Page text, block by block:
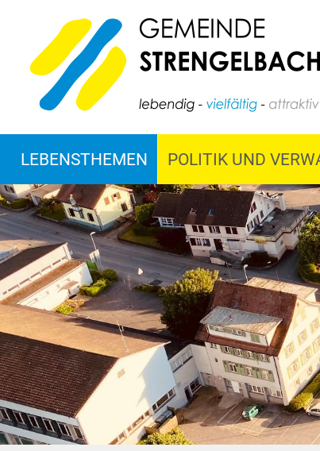
LEBENSTHEMEN POLITIK UND